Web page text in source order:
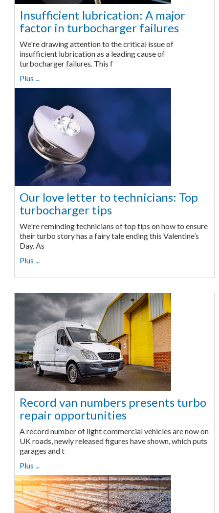
Insufficient lubrication: A major
factor in turbocharger failures
We're drawing attention to the critical issue of
insufficient lubrication as a leading cause of
turbocharger failures. This f
Plus ...
Our love letter to technicians: Top
turbocharger tips
We're reminding technicians of top tips on how to ensure
their turbo story has a fairy tale ending this Valentine’s
Day. As
Plus ...
Record van numbers presents turbo
repair opportunities
A record number of light commercial vehicles are now on
UK roads, newly released figures have shown, which puts
garages and t
Plus ...